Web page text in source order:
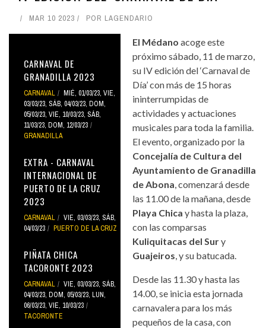
MAR 10 2023 POR LAGENDARIO
CARNAVAL DE
GRANADILLA 2023
CARNAVAL MIÉ, 01/03/23, VIE,
03/03/23, SÁB, 04/03/23, DOM,
05/03/23, VIE, 10/03/23, SÁB,
11/03/23, DOM, 12/03/23
GRANADILLA
EXTRA - CARNAVAL
INTERNACIONAL DE
PUERTO DE LA CRUZ
2023
CARNAVAL VIE, 03/03/23, SÁB,
04/03/23
PUERTO DE LA CRUZ
PIÑATA CHICA
TACORONTE 2023
CARNAVAL VIE, 03/03/23, SÁB,
04/03/23, DOM, 05/03/23, LUN,
06/03/23, VIE, 10/03/23
TACORONTE
El Médano acoge este
próximo sábado, 11 de marzo,
su IV edición del ‘Carnaval de
Día’ con más de 15 horas
ininterrumpidas de
actividades y actuaciones
musicales para toda la familia.
El evento, organizado por la
Concejalía de Cultura del
Ayuntamiento de Granadilla
de Abona, comenzará desde
las 11.00 de la mañana, desde
Playa Chica y hasta la plaza,
con las comparsas
Kuliquitacas del Sury
Guajeiros, y su batucada.
Desde las 11.30 y hasta las
14.00, se inicia esta jornada
carnavalera para los más
pequeños de la casa, con